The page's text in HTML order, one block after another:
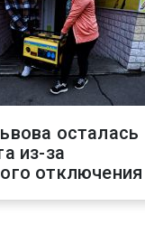
осталась
из-за
отключения